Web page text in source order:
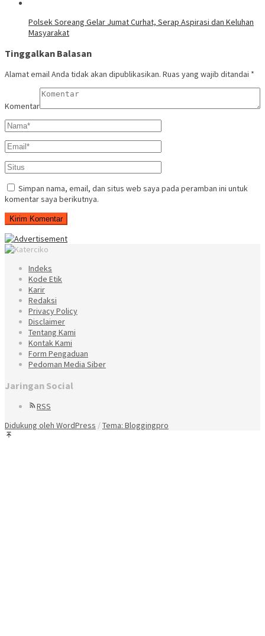
Polsek Soreang Gelar Jumat Curhat, Serap Aspirasi dan Keluhan
Masyarakat
Tinggalkan Balasan
Alamat email Anda tidak akan dipublikasikan. Ruas yang wajib ditandai *
Komentar
Simpan nama, email, dan situs web saya pada peramban ini untuk
komentar saya berikutnya.
Indeks
Kode Etik
Karir
Redaksi
Privacy Policy
Disclaimer
Tentang Kami
Kontak Kami
Form Pengaduan
Pedoman Media Siber
Jaringan Social
RSS
Didukung oleh WordPress /Tema: Bloggingpro